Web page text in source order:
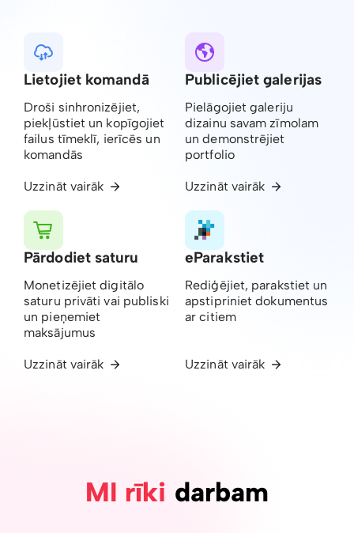
Lietojiet komandā
Droši sinhronizējiet,
piekļūstiet un kopīgojiet
failus tīmeklī, ierīcēs un
komandās
Uzzināt vairāk
Publicējiet galerijas
Pielāgojiet galeriju
dizainu savam zīmolam
un demonstrējiet
portfolio
Uzzināt vairāk
Pārdodiet saturu
Monetizējiet digitālo
saturu privāti vai publiski
un pieņemiet
maksājumus
Uzzināt vairāk
eParakstiet
Rediģējiet, parakstiet un
apstipriniet dokumentus
ar citiem
Uzzināt vairāk
MI rīki darbam